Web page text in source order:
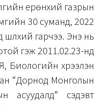
ерөнхий газрын
30 суманд, 2022
гарчээ. Энэ нь
гэж 2011.02.23-нд
хүрээлэн
“Дорнод Монголын
асуудалд” сэдэвт